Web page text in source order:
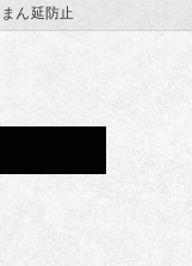
まん延防止